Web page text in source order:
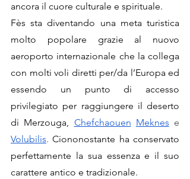
ancora il cuore culturale e spirituale.
Fès sta diventando una meta turistica
molto popolare grazie al nuovo
aeroporto internazionale che la collega
con molti voli diretti per/da l’Europa ed
essendo un punto di accesso
privilegiato per raggiungere il deserto
di Merzouga, Chefchaouen Meknes
Volubilis. Ciononostante ha conservato
perfettamente la sua essenza e il suo
carattere antico e tradizionale.